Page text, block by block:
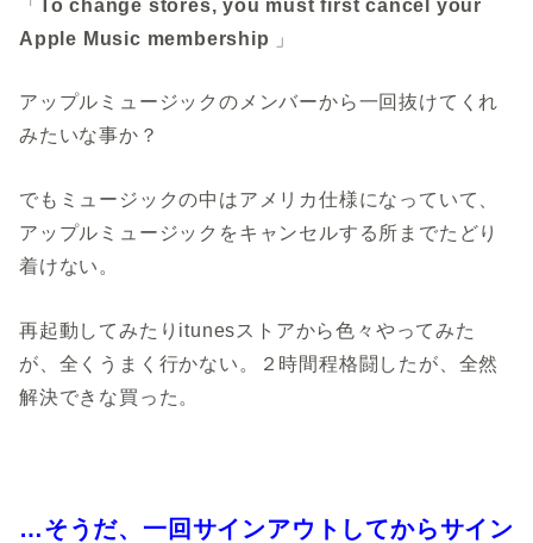
「
To change stores, you must first cancel your
Apple Music membership 」
アップルミュージックのメンバーから一回抜けてくれ
みたいな事か？
でもミュージックの中はアメリカ仕様になっていて、
アップルミュージックをキャンセルする所までたどり
着けない。
再起動してみたりitunesストアから色々やってみた
が、全くうまく行かない。２時間程格闘したが、全然
解決できな買った。
…そうだ、一回サインアウトしてからサイン